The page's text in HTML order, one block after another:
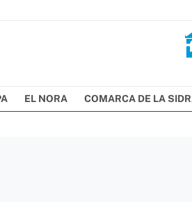
EL NORA COMARCA DE LA